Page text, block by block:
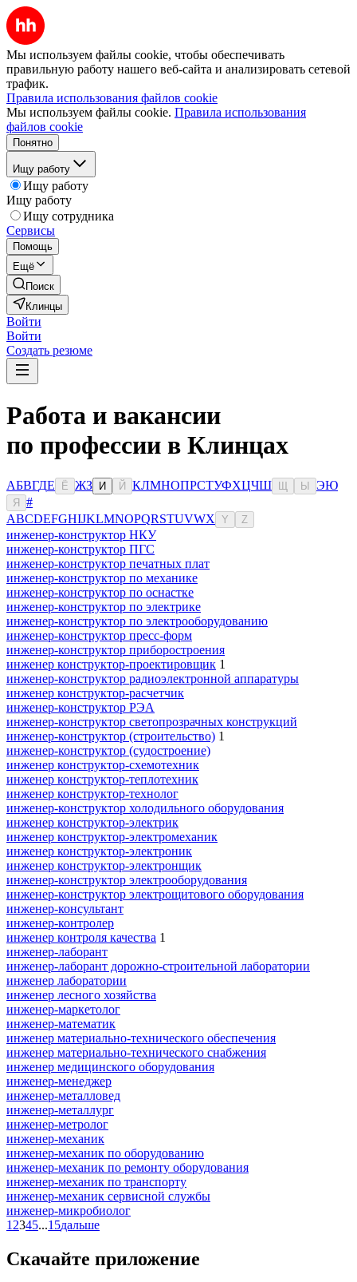
Мы используем файлы cookie, чтобы обеспечивать
правильную работу нашего веб-сайта и анализировать сетевой
трафик.
Правила использования файлов cookie
Мы используем файлы cookie. Правила использования
файлов cookie
Понятно
Ищу работу
Ищу работу
Ищу работу
Ищу сотрудника
Сервисы
Помощь
Ещё
Поиск
Клинцы
Войти
Войти
Создать резюме
Работа и вакансии
по профессии в Клинцах
АБВГДЕ Ё ЖЗ И Й КЛМНОПРСТУФХЦЧШ Ы ЭЮ
Я
#
ABCDEFGHIJKLMNOPQRSTUVWX Y Z
инженер-конструктор НКУ
инженер-конструктор ПГС
инженер-конструктор печатных плат
инженер-конструктор по механике
инженер-конструктор по оснастке
инженер-конструктор по электрике
инженер-конструктор по электрооборудованию
инженер-конструктор пресс-форм
инженер-конструктор приборостроения
инженер конструктор-проектировщик 1
инженер-конструктор радиоэлектронной аппаратуры
инженер конструктор-расчетчик
инженер-конструктор РЭА
инженер-конструктор светопрозрачных конструкций
инженер-конструктор (строительство) 1
инженер-конструктор (судостроение)
инженер конструктор-схемотехник
инженер конструктор-теплотехник
инженер конструктор-технолог
инженер-конструктор холодильного оборудования
инженер конструктор-электрик
инженер конструктор-электромеханик
инженер конструктор-электроник
инженер конструктор-электронщик
инженер-конструктор электрооборудования
инженер-конструктор электрощитового оборудования
инженер-консультант
инженер-контролер
инженер контроля качества 1
инженер-лаборант
инженер-лаборант дорожно-строительной лаборатории
инженер лаборатории
инженер лесного хозяйства
инженер-маркетолог
инженер-математик
инженер материально-технического обеспечения
инженер материально-технического снабжения
инженер медицинского оборудования
инженер-менеджер
инженер-металловед
инженер-металлург
инженер-метролог
инженер-механик
инженер-механик по оборудованию
инженер-механик по ремонту оборудования
инженер-механик по транспорту
инженер-механик сервисной службы
инженер-микробиолог
1 2345...15дальше
Скачайте приложение